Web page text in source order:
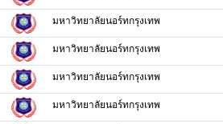
มหาวิทยาลัยนอร์ทกรุงเทพ
มหาวิทยาลัยนอร์ทกรุงเทพ
มหาวิทยาลัยนอร์ทกรุงเทพ
มหาวิทยาลัยนอร์ทกรุงเทพ